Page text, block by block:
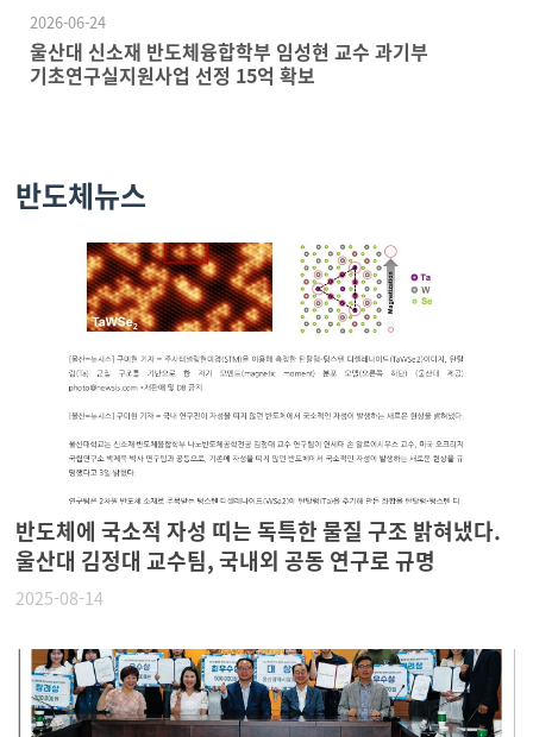
2026-06-24
울산대 신소재 반도체융합학부 임성현 교수 과기부
기초연구실지원사업 선정 15억 확보
반도체뉴스
반도체에 국소적 자성 띠는 독특한 물질 구조 밝혀냈다.
울산대 김정대 교수팀, 국내외 공동 연구로 규명
2025-08-14